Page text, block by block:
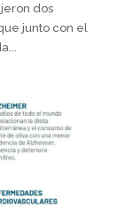
dos
junto con el